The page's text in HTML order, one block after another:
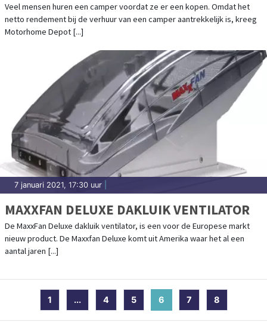
Veel mensen huren een camper voordat ze er een kopen. Omdat het
netto rendement bij de verhuur van een camper aantrekkelijk is, kreeg
Motorhome Depot [...]
7 januari 2021, 17:30 uur
MAXXFAN DELUXE DAKLUIK VENTILATOR
De MaxxFan Deluxe dakluik ventilator, is een voor de Europese markt
nieuw product. De Maxxfan Deluxe komt uit Amerika waar het al een
aantal jaren [...]
1 ... 4 5 6 (current)
7 8